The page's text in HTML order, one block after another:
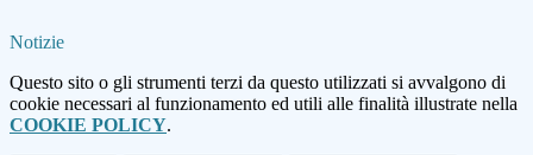
Notizie
Questo sito o gli strumenti terzi da questo utilizzati si avvalgono di
cookie necessari al funzionamento ed utili alle finalità illustrate nella
COOKIE POLICY.